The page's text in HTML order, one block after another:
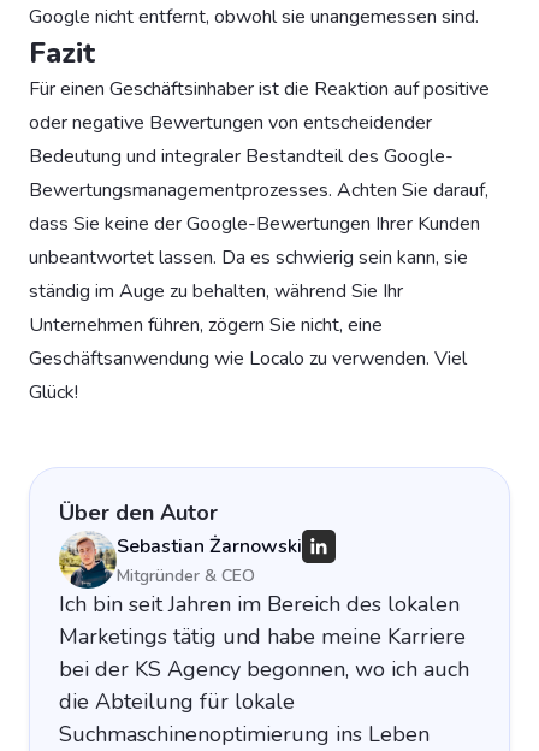
Google nicht entfernt, obwohl sie unangemessen sind.
Fazit
Für einen Geschäftsinhaber ist die Reaktion auf positive
oder negative Bewertungen von entscheidender
Bedeutung und integraler Bestandteil des Google-
Bewertungsmanagementprozesses. Achten Sie darauf,
dass Sie keine der Google-Bewertungen Ihrer Kunden
unbeantwortet lassen. Da es schwierig sein kann, sie
ständig im Auge zu behalten, während Sie Ihr
Unternehmen führen, zögern Sie nicht, eine
Geschäftsanwendung wie Localo zu verwenden. Viel
Glück!
Über den Autor
Sebastian Żarnowski
Mitgründer & CEO
Ich bin seit Jahren im Bereich des lokalen
Marketings tätig und habe meine Karriere
bei der KS Agency begonnen, wo ich auch
die Abteilung für lokale
Suchmaschinenoptimierung ins Leben